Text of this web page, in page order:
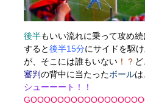
後半もいい流れに乗って攻め続
すると後半15分にサイドを駆
が、そこには誰もいない！？
審判の背中に当たったボールは
シューーート！
！